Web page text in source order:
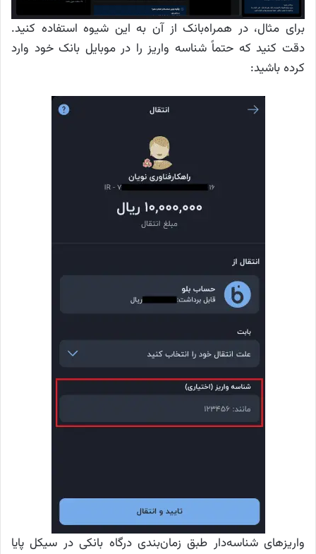
برای مثال، در همراه‌بانک از آن به این شیوه استفاده کنید.
دقت کنید که حتماً شناسه واریز را در موبایل بانک خود وارد
کرده باشید:
واریزهای شناسه‌دار طبق زمان‌بندی درگاه بانکی در سیکل پایا